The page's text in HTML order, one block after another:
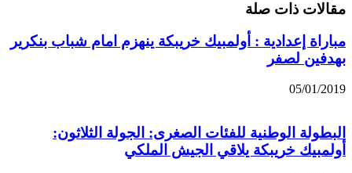
مقالات ذات صلة
مباراة إعدادية : أولمبيك خريبكة ينهزم امام شباب بنكرير
بهدفين لصفر
05/01/2019
البطولة الوطنية للفئات الصغرى: الجولة الثلاثون:
أولمبيك خريبكة يلاقي الجيش الملكي